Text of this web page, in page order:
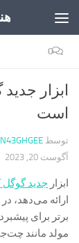
0
ابزار
است
توسط
آگوست 20, 2023
ابزار جدید
ارائه می‌دهد،
برتر برای
مولد مانند